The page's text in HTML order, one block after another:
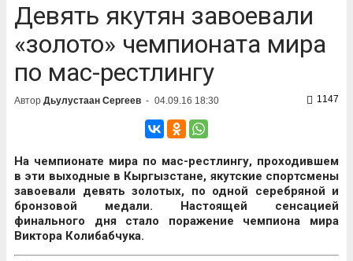
Девять якутян завоевали
«золото» чемпионата мира
по мас-рестлингу
Автор Дьулустаан Сергеев - 04.09.16 18:30 1147
На чемпионате мира по мас-рестлингу, проходившем
в эти выходные в Кыргызстане, якутские спортсмены
завоевали девять золотых, по одной серебряной и
бронзовой медали. Настоящей сенсацией
финального дня стало поражение чемпиона мира
Виктора Колибабчука.